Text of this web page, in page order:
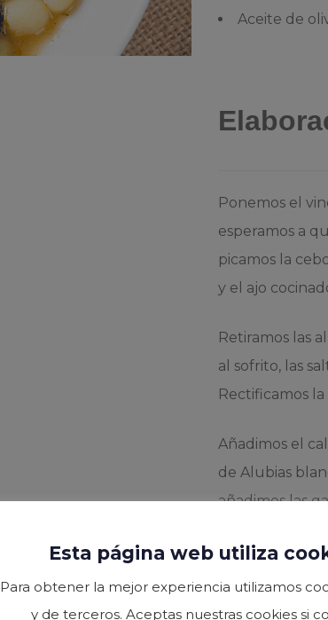
Aceite de
Ponemos el
esperamos a
picamos la
y el ajo
Retiramos las
al sofrito, las
Rectificamos
Añadimos el
de Alubias
añadimos las
que acabe la
Esta página web utiliza
Para obtener la mejor experiencia utilizamos
y de terceros. Aceptas nuestras cookies si